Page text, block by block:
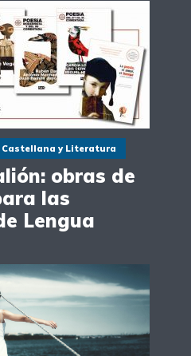
Castellana y Literatura
obras de
las
Lengua